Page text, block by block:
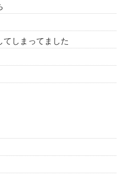
しまってました